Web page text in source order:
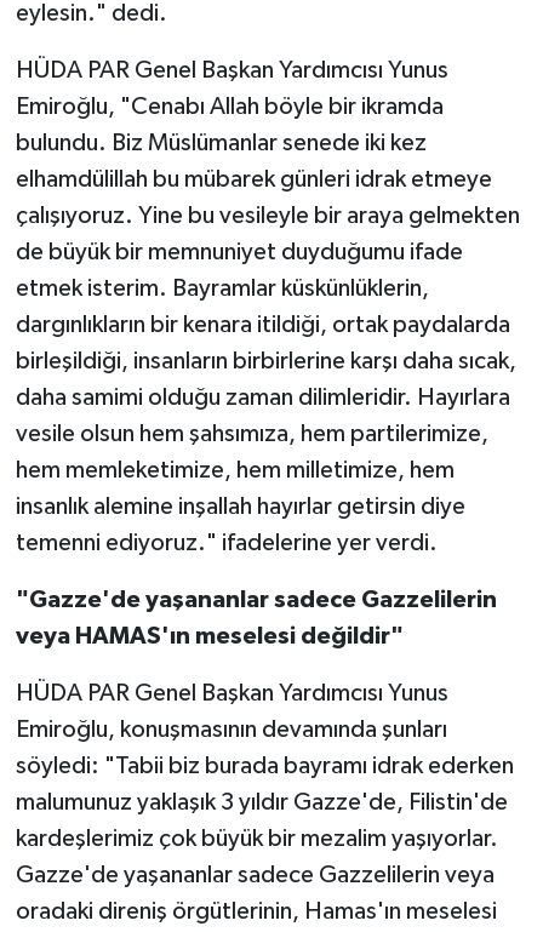
eylesin." dedi.
HÜDA PAR Genel Başkan Yardımcısı Yunus
Emiroğlu, "Cenabı Allah böyle bir ikramda
bulundu. Biz Müslümanlar senede iki kez
elhamdülillah bu mübarek günleri idrak etmeye
çalışıyoruz. Yine bu vesileyle bir araya gelmekten
de büyük bir memnuniyet duyduğumu ifade
etmek isterim. Bayramlar küskünlüklerin,
dargınlıkların bir kenara itildiği, ortak paydalarda
birleşildiği, insanların birbirlerine karşı daha sıcak,
daha samimi olduğu zaman dilimleridir. Hayırlara
vesile olsun hem şahsımıza, hem partilerimize,
hem memleketimize, hem milletimize, hem
insanlık alemine inşallah hayırlar getirsin diye
temenni ediyoruz." ifadelerine yer verdi.
"Gazze'de yaşananlar sadece Gazzelilerin
veya HAMAS'ın meselesi değildir"
HÜDA PAR Genel Başkan Yardımcısı Yunus
Emiroğlu, konuşmasının devamında şunları
söyledi: "Tabii biz burada bayramı idrak ederken
malumunuz yaklaşık 3 yıldır Gazze'de, Filistin'de
kardeşlerimiz çok büyük bir mezalim yaşıyorlar.
Gazze'de yaşananlar sadece Gazzelilerin veya
oradaki direniş örgütlerinin, Hamas'ın meselesi